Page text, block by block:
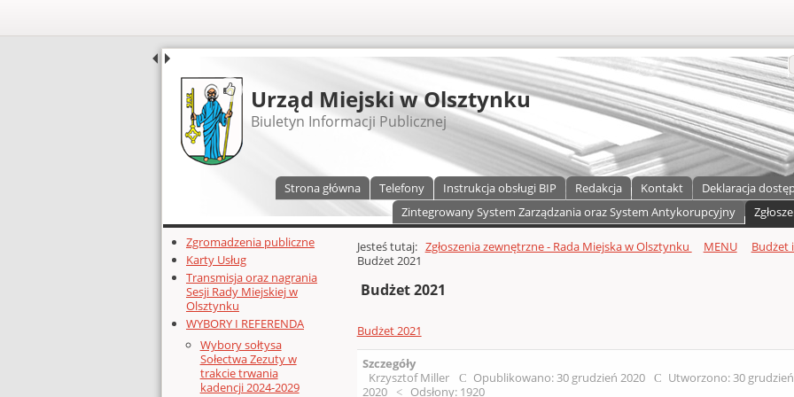
UDOSTĘPNIJ
Urząd Miejski w Olsztynku
Biuletyn Informacji Publicznej
Strona główna Telefony Instrukcja obsługi BIP Redakcja Kontakt Deklaracja
Zintegrowany System Zarządzania oraz System Antykorupcyjny
Dodatkowe zasoby (lewa kolumna)
Zgromadzenia publiczne
Karty Usług
Transmisja oraz nagrania
Sesji Rady Miejskiej w
Olsztynku
WYBORY I REFERENDA
Wybory sołtysa
Sołectwa Zezuty w
trakcie trwania
kadencji 2024-2029
Głównej zawartości
Jesteś tutaj: Zgłoszenia zewnętrzne - Rada Miejska w Olsztynku MENU
Budżet
Budżet 2021
Budżet 2021
Budżet 2021
Szczegóły
Krzysztof Miller
Opublikowano: 30 grudzień 2020 Utworzono: 30
2020
Odsłony: 1920